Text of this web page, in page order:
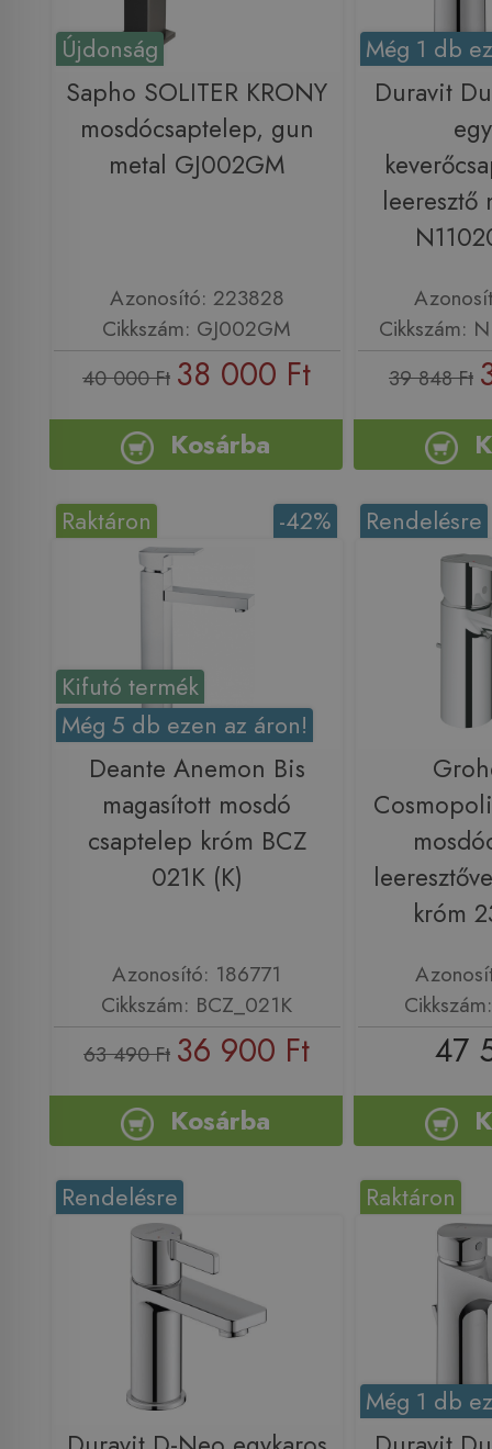
Újdonság
Sapho SOLITER KRONY
mosdócsaptelep, gun
metal GJ002GM
Azonosító: 223828
Cikkszám: GJ002GM
40 000 Ft 38 000 Ft
Kosárba
Még 1 db
Duravit
leeresztő
Cikkszám:
39 848 Ft
Kifutó termék
Még 5 db ezen az áron!
-42%
Raktáron
Deante Anemon Bis
magasított mosdó
csaptelep króm BCZ
021K (K)
Azonosító: 186771
Cikkszám: BCZ_021K
63 490 Ft 36 900 Ft
Kosárba
Rendelésre
króm
47
Rendelésre Raktáron
Még 1 db